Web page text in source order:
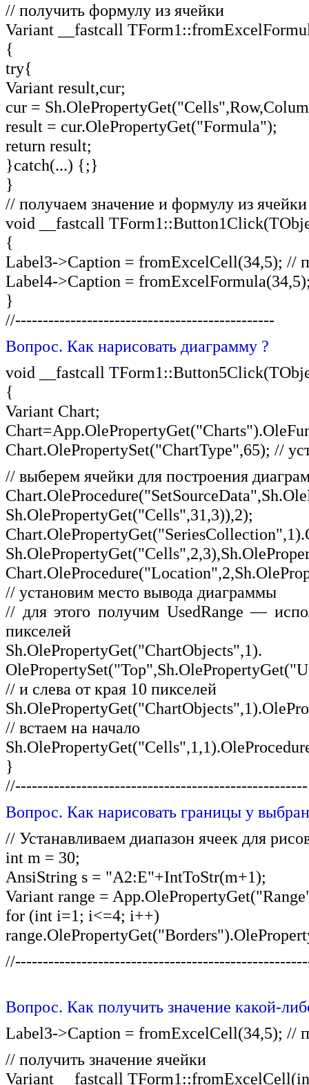
// получить формулу из ячейки
Variant __fastcall
{
try{
Variant result,cur;
cur =
result = cur.OlePropertyGet("Formula");
return result;
}catch(...) {;}
}
// получаем значение и формулу из
void __fastcall
{
Label3->Caption = fromExcelCell(34,5); //
Label4->Caption =
}
//-----------------------------------------------
Вопрос. Как нарисовать диаграмму ?
void __fastcall
{
Variant Chart;
Chart.OlePropertySet("ChartType",65); //
// выберем ячейки для построения
Sh.OlePropertyGet("Cells",31,3)),2);
// установим место вывода диаграммы
// для этого получим UsedRange —
пикселей
Sh.OlePropertyGet("ChartObjects",1).
// и слева от края 10 пикселей
// встаем на начало
}
//-----------------------------------------------------
Вопрос. Как нарисовать границы у
// Устанавливаем диапазон ячеек для
int m = 30;
AnsiString s = "A2:E"+IntToStr(m+1);
Variant range =
for (int i=1; i<=4; i++)
Вопрос. Как получить значение какой-
Label3->Caption = fromExcelCell(34,5); //
// получить значение ячейки
Variant __fastcall